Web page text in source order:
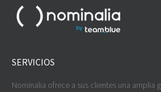
SERVICIOS
Nominalia ofrece a sus clientes una amplia